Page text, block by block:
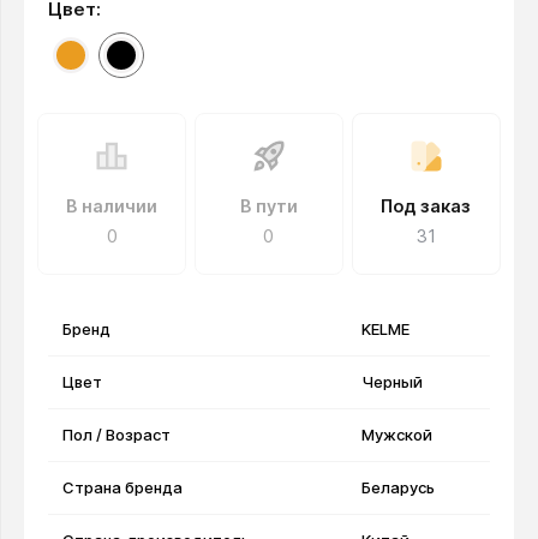
Цвет:
В наличии
0
В пути
0
Под заказ
31
Бренд KELME
Цвет Черный
Пол / Возраст Мужской
Страна бренда Беларусь